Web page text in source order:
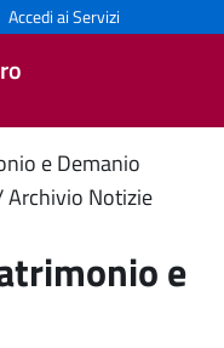
Accedi ai Servizi
e Demanio
Archivio Notizie
e